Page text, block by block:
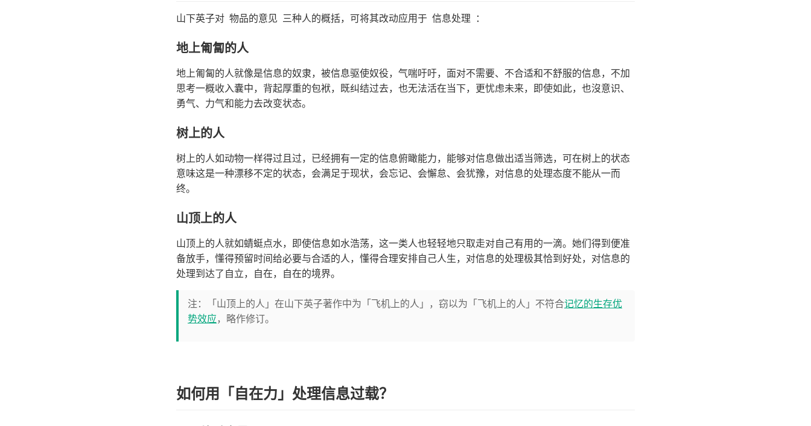
山下英子对 物品的意见 三种人的概括，可将其改动应用于 信息处理 ：
地上匍匐的人
地上匍匐的人就像是信息的奴隶，被信息驱使奴役，气喘吁吁，面对不需要、不合适和不舒服的信息，不加
思考一概收入囊中，背起厚重的包袱，既纠结过去，也无法活在当下，更忧虑未来，即使如此，也沒意识、
勇气、力气和能力去改变状态。
树上的人
树上的人如动物一样得过且过，已经拥有一定的信息俯瞰能力，能够对信息做出适当筛选，可在树上的状态
意味这是一种漂移不定的状态，会满足于现状，会忘记、会懈怠、会犹豫，对信息的处理态度不能从一而
终。
山顶上的人
山顶上的人就如蜻蜓点水，即使信息如水浩荡，这一类人也轻轻地只取走对自己有用的一滴。她们得到便准
备放手，懂得预留时间给必要与合适的人，懂得合理安排自己人生，对信息的处理极其恰到好处，对信息的
处理到达了自立，自在，自在的境界。
注：「山顶上的人」在山下英子著作中为「飞机上的人」，窃以为「飞机上的人」不符合记忆的生存优
势效应 ，略作修订。
如何用「自在力」处理信息过载？